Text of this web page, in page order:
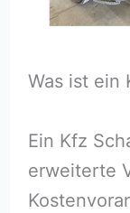
Was ist ein
Ein Kfz
erweiterte